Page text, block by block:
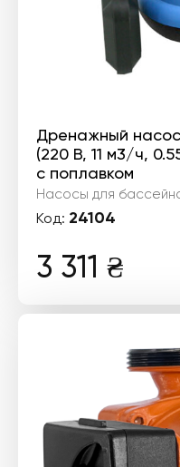
Дренажный
(220 В, 11 м3/ч,
с поплавком
Насосы для
Код: 24104
3 311 ₴